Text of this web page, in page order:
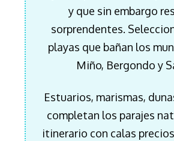
y que sin embargo
sorprendentes.
playas que bañan los
Miño, Bergondo y
Estuarios, marismas,
completan los parajes
itinerario con calas